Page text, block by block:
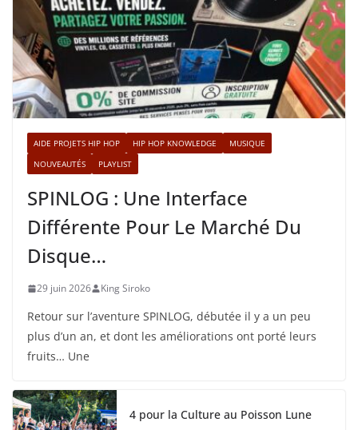
AIDE PROJETS HIP HOP HIP HOP KNOWLEDGE
MUSIQUE
NOUVEAUTÉS
PLAYLIST
SPINLOG : Une Interface
Différente Pour Le Marché Du
Disque…
29 juin 2026 King Siroko
Retour sur l’aventure SPINLOG, débutée il y a un peu
plus d’un an, et dont les améliorations ont porté leurs
fruits… Une
4 pour la Culture au Poisson Lune